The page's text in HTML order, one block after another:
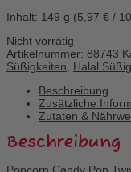
Inhalt: 149 g (5,97 € /
Nicht vorrätig
Artikelnummer: 88743
Süßigkeiten
Halal
Beschreibung
Zusätzliche
Zutaten &
Beschreibung